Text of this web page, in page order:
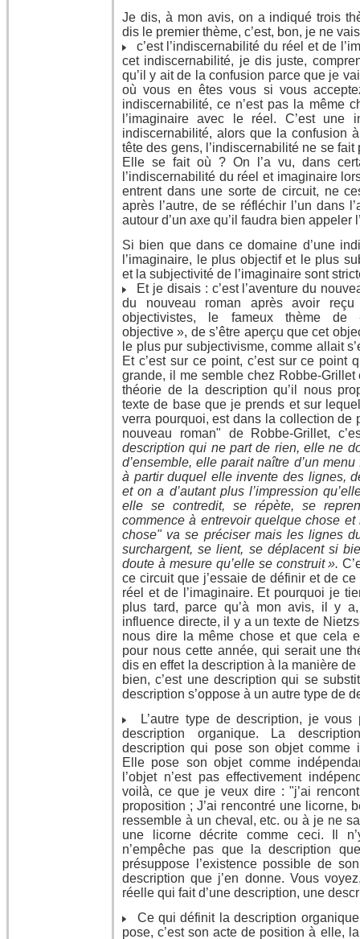
Je dis, à mon avis, on a indiqué trois
dis le premier thème, c’est, bon, je ne
c’est l’indiscernabilité du réel et de
cet indiscernabilité, je dis juste,
qu’il y ait de la confusion parce que je
où vous en êtes vous si vous
indiscernabilité, ce n’est pas la même
l’imaginaire avec le réel. C’est une
indiscernabilité, alors que la confusion
tête des gens, l’indiscernabilité ne se
Elle se fait où ? On l’a vu, dans
l’indiscernabilité du réel et imaginaire
entrent dans une sorte de circuit, ne
après l’autre, de se réfléchir l’un dans
autour d’un axe qu’il faudra bien appeler
Si bien que dans ce domaine d’une
l’imaginaire, le plus objectif et le plus
et la subjectivité de l’imaginaire sont
Et je disais : c’est l’aventure du
du nouveau roman après avoir
objectivistes, le fameux thème de
objective », de s’être aperçu que cet
le plus pur subjectivisme, comme allait
Et c’est sur ce point, c’est sur ce point
grande, il me semble chez Robbe-
théorie de la description qu’il nous
texte de base que je prends et sur
verra pourquoi, est dans la collection de
nouveau roman" de Robbe-Grillet,
description qui ne part de rien, elle ne
d’ensemble, elle parait naître d’un
à partir duquel elle invente des lignes,
et on a d’autant plus l’impression
elle se contredit, se répète, se
commence à entrevoir quelque chose et
chose" va se préciser mais les lignes
surchargent, se lient, se déplacent si
doute à mesure qu’elle se construit ».
ce circuit que j’essaie de définir et de
réel et de l’imaginaire. Et pourquoi je
plus tard, parce qu’à mon avis, il y
influence directe, il y a un texte de
nous dire la même chose et que cela
pour nous cette année, qui serait une
dis en effet la description à la manière
bien, c’est une description qui se
description s’oppose à un autre type de
L’autre type de description, je vous
description organique. La
description qui pose son objet comme
Elle pose son objet comme
l’objet n’est pas effectivement
voilà, ce que je veux dire : "j’ai
proposition ; J’ai rencontré une licorne,
ressemble à un cheval, etc. ou à je ne
une licorne décrite comme ceci. Il
n’empêche pas que la description
présuppose l’existence possible de
description que j’en donne. Vous
réelle qui fait d’une description, une
Ce qui définit la description
pose, c’est son acte de position à elle,